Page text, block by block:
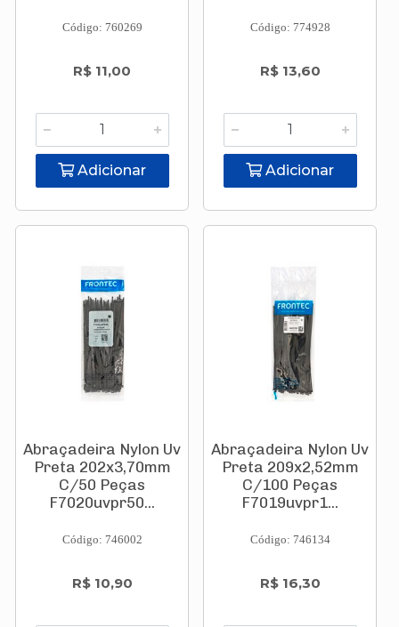
Código: 760269
R$ 11,00
Adicionar
Código: 774928
R$ 13,60
Adicionar
Abraçadeira Nylon Uv
Preta 202x3,70mm
C/50 Peças
F7020uvpr50...
Código: 746002
R$ 10,90
Abraçadeira Nylon Uv
Preta 209x2,52mm
C/100 Peças
F7019uvpr1...
Código: 746134
R$ 16,30